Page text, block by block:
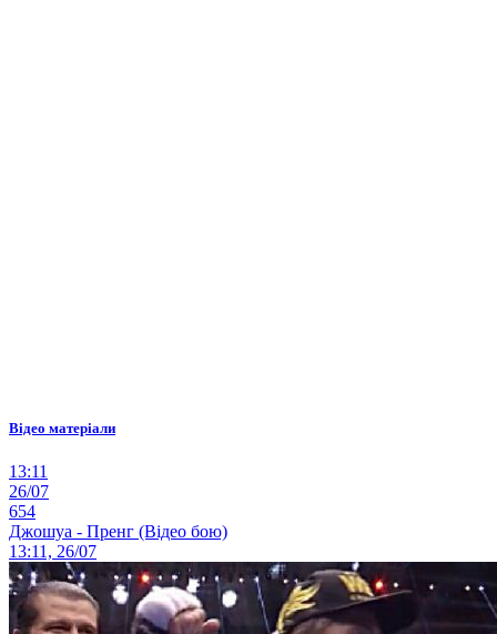
Відео матеріали
13:11
26/07
654
Джошуа - Пренг (Відео бою)
13:11, 26/07